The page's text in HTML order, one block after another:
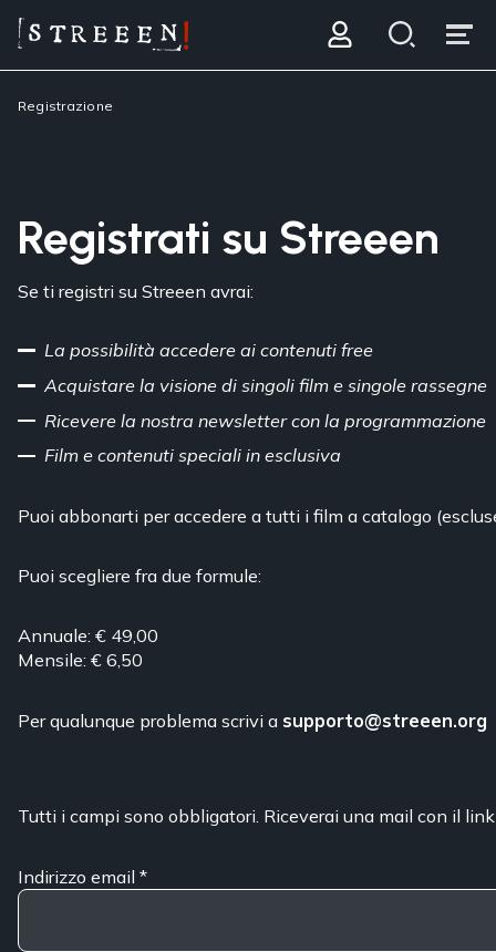
Registrazione
Registrati su Streeen
Se ti registri su Streeen avrai:
La possibilità accedere ai contenuti free
Acquistare la visione di singoli film e singole rassegne
Ricevere la nostra newsletter con la programmazione
Film e contenuti speciali in esclusiva
Puoi abbonarti per accedere a tutti i film a catalogo
Puoi scegliere fra due formule:
Annuale: € 49,00
Mensile: € 6,50
Per qualunque problema scrivi a supporto@streeen.org
Tutti i campi sono obbligatori. Riceverai una mail con il
Indirizzo email*